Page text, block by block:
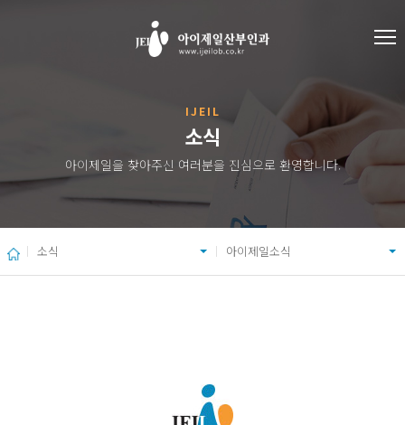
IJEIL
소식
아이제일을 찾아주신 여러분을 진심으로 환영합니다.
소식 아이제일소식